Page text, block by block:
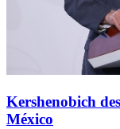
Kershenobich
México